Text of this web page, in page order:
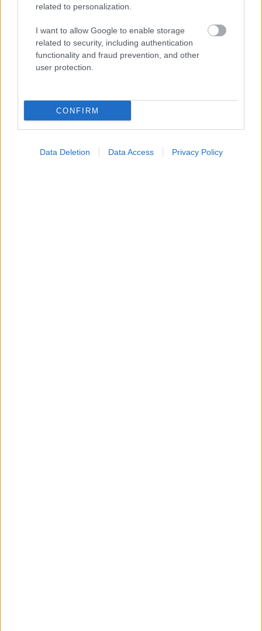
related to personalization.
I want to allow Google to enable storage
related to security, including authentication
functionality and fraud prevention, and other
user protection.
CONFIRM
Data Deletion Data Access Privacy Policy
στην Αγία Τριάδα
Μητσοτάκης: Θα